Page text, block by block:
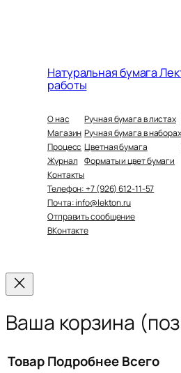
Натуральная бумага
работы
О нас
Магазин
Процесс
Журнал
Контакты
Ручная бумага в листах
Ручная бумага в наборах
Цветная бумага
Форматы и цвет бумаги
Телефон: +7 (926) 612-11-57
Почта: info@lekton.ru
Отправить сообщение
ВКонтакте
Ваша корзина
Товар Подробнее Всего